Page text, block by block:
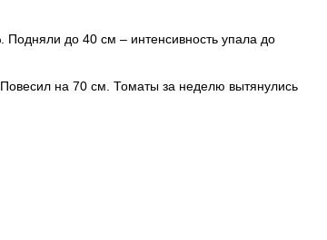
до 40 см – интенсивность упала до
на 70 см. Томаты за неделю вытянулись